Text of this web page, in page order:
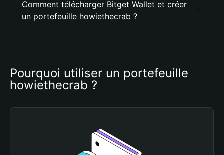
Comment télécharger Bitget Wallet et créer
un portefeuille howiethecrab ?
Pourquoi utiliser un portefeuille
howiethecrab ?